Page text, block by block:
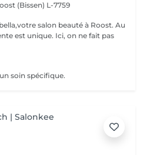
(Bissen) L-7759
salon beauté à Roost. Au
Ici, on ne fait pas
soin spécifique.